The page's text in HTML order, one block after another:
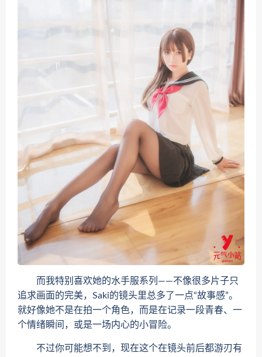
而我特别喜欢她的水手服系列——不像很多片子只
追求画面的完美，Saki的镜头里总多了一点“故事感”。
就好像她不是在拍一个角色，而是在记录一段青春、一
个情绪瞬间，或是一场内心的小冒险。
不过你可能想不到，现在这个在镜头前后都游刃有